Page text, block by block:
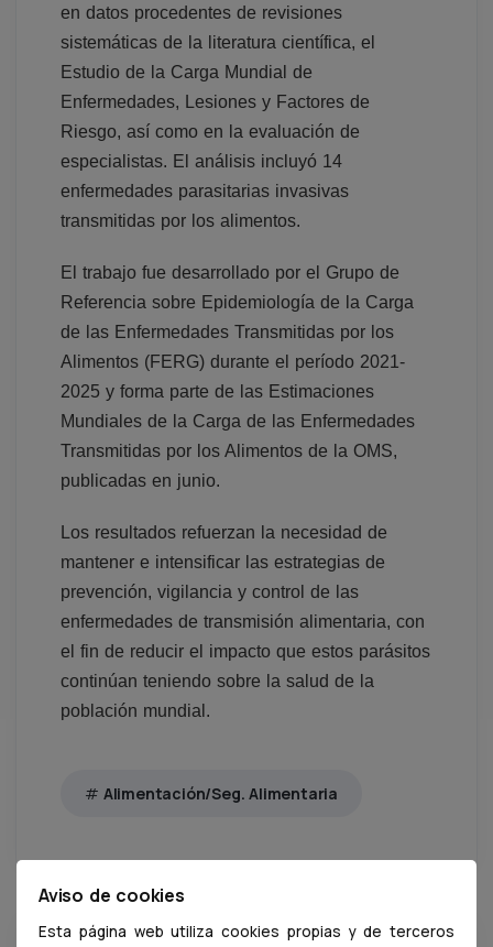
en datos procedentes de revisiones
sistemáticas de la literatura científica, el
Estudio de la Carga Mundial de
Enfermedades, Lesiones y Factores de
Riesgo, así como en la evaluación de
especialistas. El análisis incluyó 14
enfermedades parasitarias invasivas
transmitidas por los alimentos.
El trabajo fue desarrollado por el Grupo de
Referencia sobre Epidemiología de la Carga
de las Enfermedades Transmitidas por los
Alimentos (FERG) durante el período 2021-
2025 y forma parte de las Estimaciones
Mundiales de la Carga de las Enfermedades
Transmitidas por los Alimentos de la OMS,
publicadas en junio.
Los resultados refuerzan la necesidad de
mantener e intensificar las estrategias de
prevención, vigilancia y control de las
enfermedades de transmisión alimentaria, con
el fin de reducir el impacto que estos parásitos
continúan teniendo sobre la salud de la
población mundial.
Alimentación/Seg. Alimentaria
Aviso de cookies
Esta página web utiliza cookies propias y de terceros